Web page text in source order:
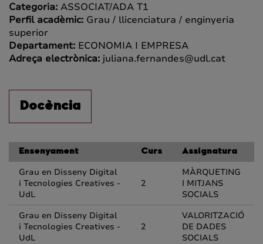
Categoria: ASSOCIAT/ADA T1
Perfil acadèmic: Grau / llicenciatura / enginyeria
superior
Departament: ECONOMIA I EMPRESA
Adreça electrònica: juliana.fernandes@udl.cat
Docència
Ensenyament Curs Assignatura
Grau en Disseny Digital
i Tecnologies Creatives -
UdL
2
MÀRQUETING
I MITJANS
SOCIALS
Grau en Disseny Digital
i Tecnologies Creatives -
UdL
2
VALORITZACIÓ
DE DADES
SOCIALS